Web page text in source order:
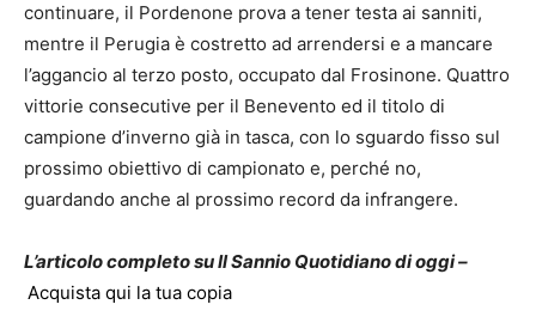
continuare, il Pordenone prova a tener testa ai sanniti,
mentre il Perugia è costretto ad arrendersi e a mancare
l’aggancio al terzo posto, occupato dal Frosinone. Quattro
vittorie consecutive per il Benevento ed il titolo di
campione d’inverno già in tasca, con lo sguardo fisso sul
prossimo obiettivo di campionato e, perché no,
guardando anche al prossimo record da infrangere.
L’articolo completo su Il Sannio Quotidiano di oggi –
Acquista qui la tua copia